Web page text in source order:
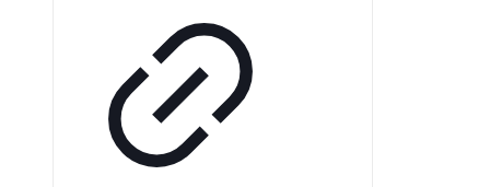
VATECH обеспечивают
стабильность работы.